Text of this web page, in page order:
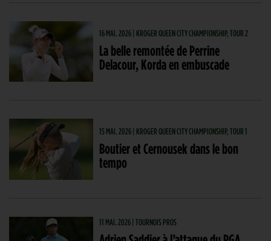
16 MAI. 2026 | KROGER QUEEN CITY CHAMPIONSHIP, TOUR 2
La belle remontée de Perrine
Delacour, Korda en embuscade
15 MAI. 2026 | KROGER QUEEN CITY CHAMPIONSHIP, TOUR 1
Boutier et Cernousek dans le bon
tempo
11 MAI. 2026 | TOURNOIS PROS